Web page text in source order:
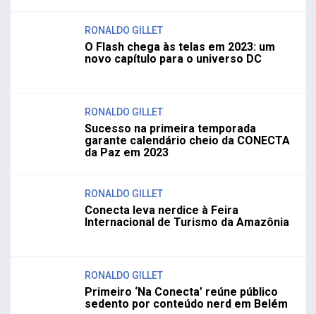
RONALDO GILLET
O Flash chega às telas em 2023: um
novo capítulo para o universo DC
RONALDO GILLET
Sucesso na primeira temporada
garante calendário cheio da CONECTA
da Paz em 2023
RONALDO GILLET
Conecta leva nerdice à Feira
Internacional de Turismo da Amazônia
RONALDO GILLET
Primeiro ‘Na Conecta’ reúne público
sedento por conteúdo nerd em Belém